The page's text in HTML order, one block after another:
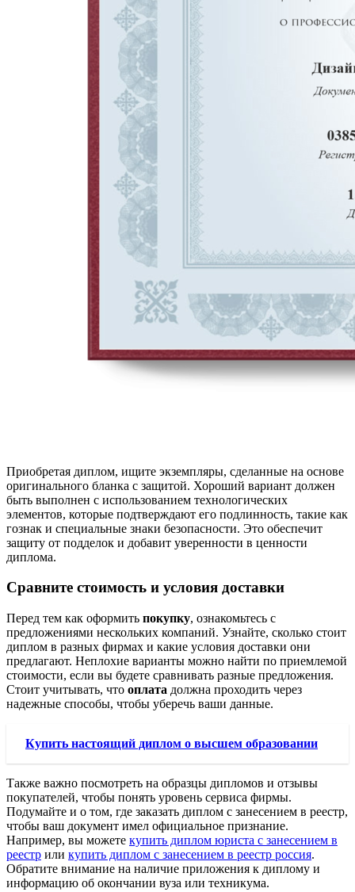
Приобретая диплом, ищите экземпляры, сделанные на основе
оригинального бланка с защитой. Хороший вариант должен
быть выполнен с использованием технологических
элементов, которые подтверждают его подлинность, такие как
гознак и специальные знаки безопасности. Это обеспечит
защиту от подделок и добавит уверенности в ценности
диплома.
Сравните стоимость и условия доставки
Перед тем как оформить покупку, ознакомьтесь с
предложениями нескольких компаний. Узнайте, сколько стоит
диплом в разных фирмах и какие условия доставки они
предлагают. Неплохие варианты можно найти по приемлемой
стоимости, если вы будете сравнивать разные предложения.
Стоит учитывать, что оплата должна проходить через
надежные способы, чтобы уберечь ваши данные.
Купить настоящий диплом о высшем образовании
Также важно посмотреть на образцы дипломов и отзывы
покупателей, чтобы понять уровень сервиса фирмы.
Подумайте и о том, где заказать диплом с занесением в реестр,
чтобы ваш документ имел официальное признание.
Например, вы можете купить диплом юриста с занесением в
реестр или купить диплом с занесением в реестр россия.
Обратите внимание на наличие приложения к диплому и
информацию об окончании вуза или техникума.